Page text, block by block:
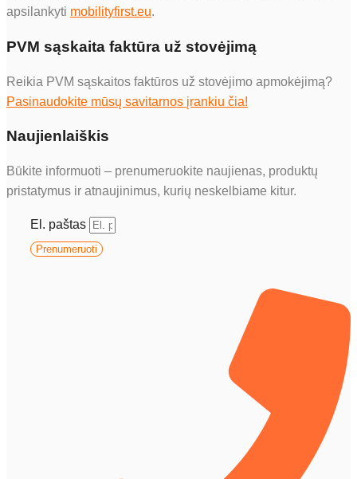
apsilankyti mobilityfirst.eu.
PVM sąskaita faktūra už stovėjimą
Reikia PVM sąskaitos faktūros už stovėjimo apmokėjimą?
Pasinaudokite mūsų savitarnos įrankiu čia!
Naujienlaiškis
Būkite informuoti – prenumeruokite naujienas, produktų
pristatymus ir atnaujinimus, kurių neskelbiame kitur.
El. paštas
Prenumeruoti